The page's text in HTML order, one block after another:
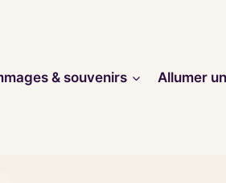
& souvenirs
Allumer